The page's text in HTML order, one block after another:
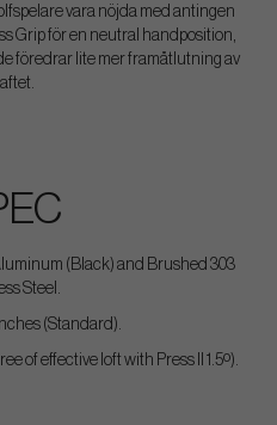
vara nöjda med antingen
Grip för en neutral handposition,
föredrar lite mer framåtlutning av
(Black) and Brushed 303
Steel.
(Standard).
of effective loft with Press II 1.5º).